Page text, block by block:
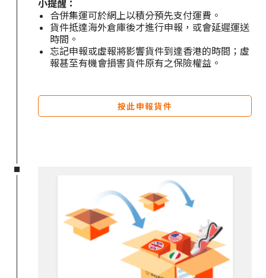
小提醒：
合併集運可於網上以積分預先支付運費。
貨件抵達海外倉庫後才進行申報，或會延遲運送
時間。
忘記申報或虛報將影響貨件到達香港的時間；虛
報甚至有機會損害貨件原有之保險權益。
按此申報貨件